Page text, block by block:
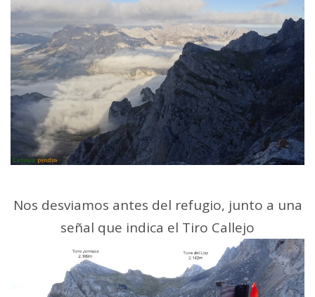
Nos desviamos antes del refugio, junto a una
señal que indica el Tiro Callejo